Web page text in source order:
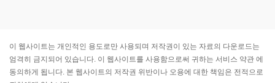
이 웹사이트는 개인적인 용도로만 사용되며 저작권이 있는 자료의 다운로드는
엄격히 금지되어 있습니다. 이 웹사이트를 사용함으로써 귀하는 서비스 약관 에
동의하게 됩니다. 본 웹사이트의 저작권 위반이나 오용에 대한 책임은 전적으로